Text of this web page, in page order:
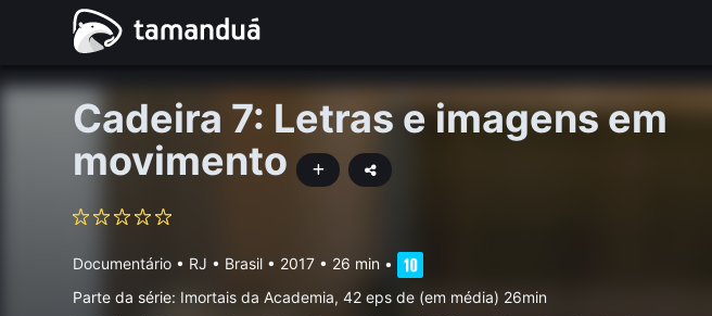
Cadeira 7: Letras e imagens em
movimento
Documentário • RJ • Brasil • 2017 • 26 min •
Parte da série: Imortais da Academia, 42 eps de (em média) 26min